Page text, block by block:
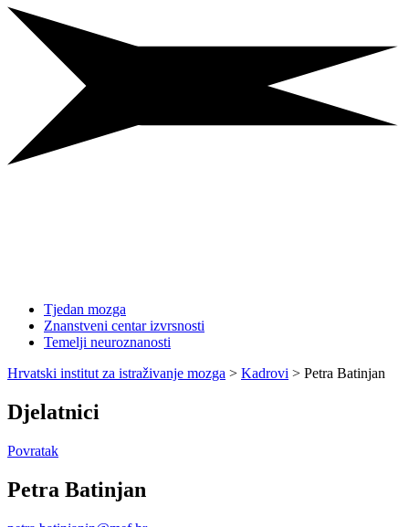
Tjedan mozga
Znanstveni centar izvrsnosti
Temelji neuroznanosti
Hrvatski institut za istraživanje mozga > Kadrovi > Petra Batinjan
Djelatnici
Povratak
Petra Batinjan